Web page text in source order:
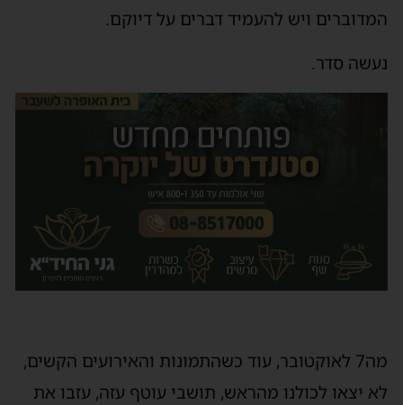
המדוברים ויש להעמיד דברים על דיוקם.
נעשה סדר.
מה7 לאוקטובר, עוד כשהתמונות והאירועים הקשים,
לא יצאו לכולנו מהראש, תושבי עוטף עזה, עזבו את